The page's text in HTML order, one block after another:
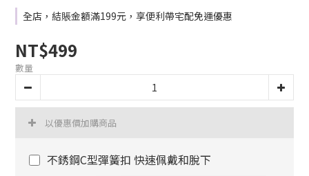
全店，結賬金額滿199元，享便利帶宅配免運優惠
NT$499
數量
以優惠價加購商品
不銹鋼C型彈簧扣 快速佩戴和脫下